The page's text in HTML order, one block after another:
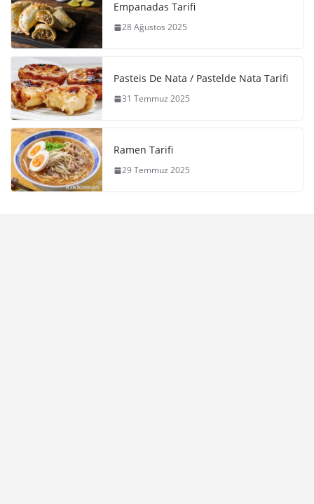
Empanadas Tarifi
28 Ağustos 2025
Pasteis De Nata / Pastelde Nata Tarifi
31 Temmuz 2025
Ramen Tarifi
29 Temmuz 2025